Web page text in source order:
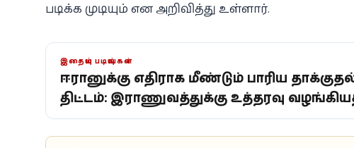
படிக்க முடியும் என அறிவித்து உள்ளார்.
இதையும் படியுங்கள்
ஈரானுக்கு எதிராக மீண்டும் பாரிய
திட்டம்: இராணுவத்துக்கு உத்தரவு